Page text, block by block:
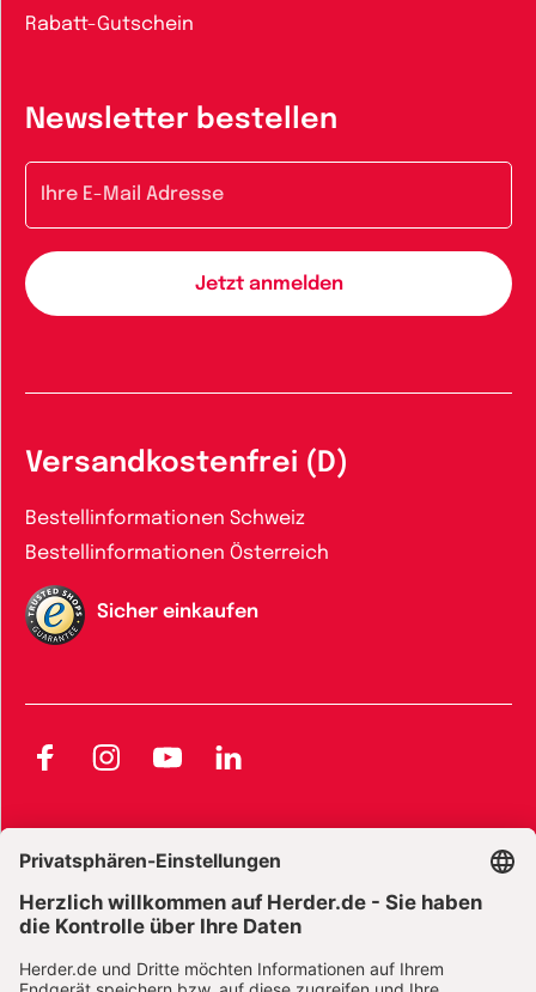
Rabatt-Gutschein
Newsletter bestellen
Versandkostenfrei (D)
Bestellinformationen Schweiz
Bestellinformationen Österreich
Sicher einkaufen
FacebookInstagramYouTubeLinkedIn
Widerrufsbelehrung E-Books
Widerrufsbelehrung Zeitschriften Datenschutz
Datenschutz Social Media Barrierefreiheit